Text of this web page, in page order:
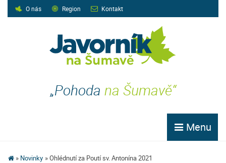
O nás Region Kontakt
„Pohoda na Šumavě“
Menu
Novinky Ohlédnutí za Poutí sv. Antonína 2021